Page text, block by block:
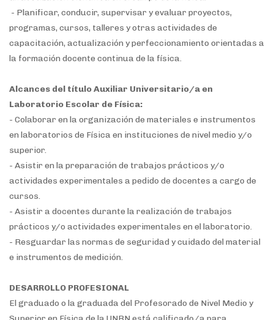
- Planificar, conducir, supervisar y evaluar proyectos,
programas, cursos, talleres y otras actividades de
capacitación, actualización y perfeccionamiento orientadas a
la formación docente continua de la física.
Alcances del título Auxiliar Universitario/a en
Laboratorio Escolar de Física:
- Colaborar en la organización de materiales e instrumentos
en laboratorios de Física en instituciones de nivel medio y/o
superior.
- Asistir en la preparación de trabajos prácticos y/o
actividades experimentales a pedido de docentes a cargo de
cursos.
- Asistir a docentes durante la realización de trabajos
prácticos y/o actividades experimentales en el laboratorio.
- Resguardar las normas de seguridad y cuidado del material
e instrumentos de medición.
DESARROLLO PROFESIONAL
El graduado o la graduada del Profesorado de Nivel Medio y